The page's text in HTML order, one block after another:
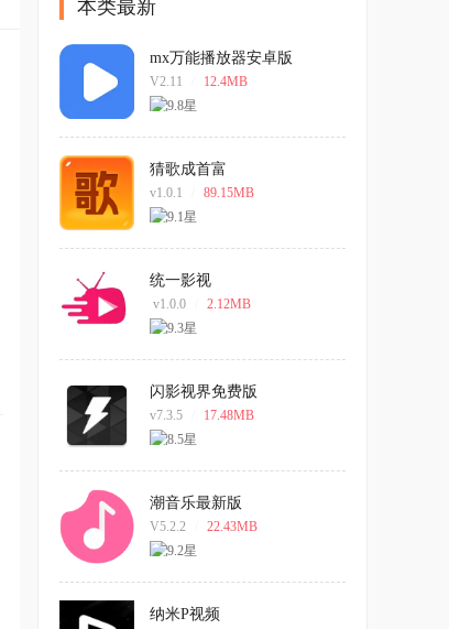
本类最新
mx万能播放器安卓版
V2.11 12.4MB
猜歌成首富
v1.0.1 89.15MB
统一影视
v1.0.0 2.12MB
闪影视界免费版
v7.3.5 17.48MB
潮音乐最新版
V5.2.2 22.43MB
纳米P视频